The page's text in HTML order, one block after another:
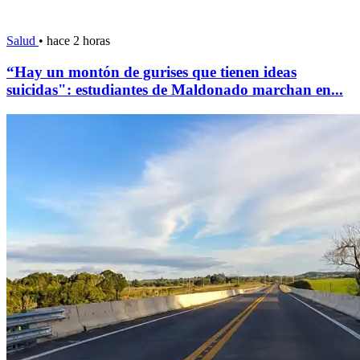
Salud • hace 2 horas
“Hay un montón de gurises que tienen ideas
suicidas": estudiantes de Maldonado marchan en...